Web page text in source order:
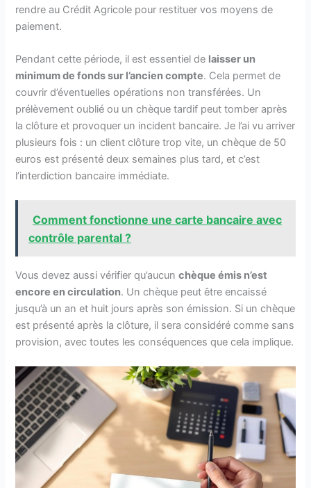
rendre au Crédit Agricole pour restituer vos moyens de
paiement.
Pendant cette période, il est essentiel de laisser un
minimum de fonds sur l’ancien compte. Cela permet de
couvrir d’éventuelles opérations non transférées. Un
prélèvement oublié ou un chèque tardif peut tomber après
la clôture et provoquer un incident bancaire. Je l’ai vu arriver
plusieurs fois : un client clôture trop vite, un chèque de 50
euros est présenté deux semaines plus tard, et c’est
l’interdiction bancaire immédiate.
Comment fonctionne une carte bancaire avec
contrôle parental ?
Vous devez aussi vérifier qu’aucunchèque émis n’est
encore en circulation. Un chèque peut être encaissé
jusqu’à un an et huit jours après son émission. Si un chèque
est présenté après la clôture, il sera considéré comme sans
provision, avec toutes les conséquences que cela implique.